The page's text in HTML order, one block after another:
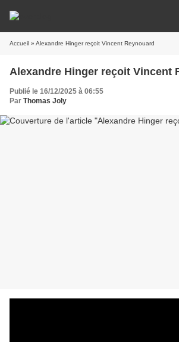
Accueil » Alexandre Hinger reçoit Vincent Reynouard
Alexandre Hinger reçoit Vincent
Publié le 16/12/2025 à 06:55
Par Thomas Joly